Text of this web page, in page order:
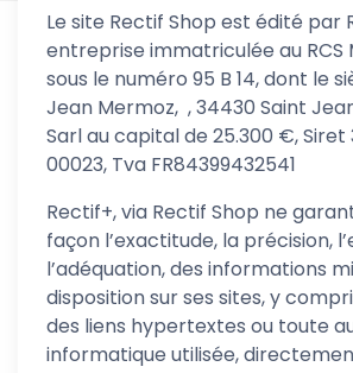
Le site Rectif Shop est édité par
entreprise immatriculée au RCS
sous le numéro 95 B 14, dont le
Jean Mermoz, , 34430 Saint
Sarl au capital de 25.300 €, Siret
00023, Tva FR84399432541
Rectif+, via Rectif Shop ne
façon l’exactitude, la précision,
l’adéquation, des informations
disposition sur ses sites, y
des liens hypertextes ou toute
informatique utilisée,